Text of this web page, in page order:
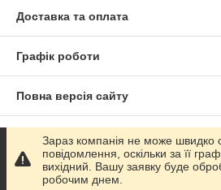
Доставка та оплата
Графік роботи
Повна версія сайту
Сайт створено на маркетплейсі
Політика конфіденційності
Зараз компанія не може швидко
повідомлення, оскільки за її
вихідний. Вашу заявку буде
робочим днем.